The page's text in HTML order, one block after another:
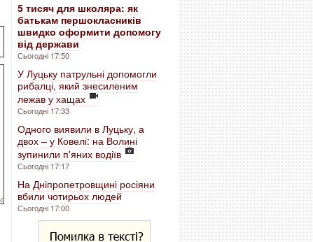
5 тисяч для школяра: як
батькам першокласників
швидко оформити допомогу
від держави
Сьогодні 17:50
У Луцьку патрульні допомогли
рибалці, який знесиленим
лежав у хащах
Сьогодні 17:33
Одного виявили в Луцьку, а
двох – у Ковелі: на Волині
зупинили п'яних водіїв
Сьогодні 17:17
На Дніпропетровщині росіяни
вбили чотирьох людей
Сьогодні 17:00